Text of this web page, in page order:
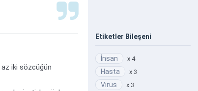
az iki sözcüğün
Etiketler Bileşeni
İnsan x 4
Hasta x 3
Virüs x 3